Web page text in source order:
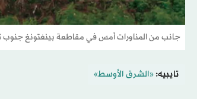
جانب من المناورات أمس في مقاطعة بينغتونغ جنوب
تايبيه: «الشرق الأوسط»